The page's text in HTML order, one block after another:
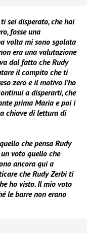
sei disperato, che hai
fosse una
volta mi sono sgolata
era una valutazione
dal fatto che Rudy
il compito che ti
zero e il motivo l’ho
a disperarti, che
prima Maria e poi i
chiave di lettura di
che pensa Rudy
voto quello che
ancora qui a
che Rudy Zerbi ti
ho visto. Il mio voto
le barre non erano